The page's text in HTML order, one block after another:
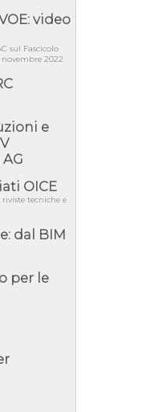
Cdm
della
da
di
video
sul Fascicolo
2022
e
OICE
tecniche e
dal BIM
per le